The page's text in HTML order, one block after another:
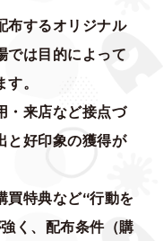
布するオリジナル
では目的によって
。
・来店など接点づ
と好印象の獲得が
買特典など“行動を
く、配布条件（購